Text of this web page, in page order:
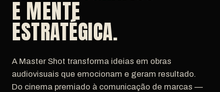
E MENTE
ESTRATÉGICA.
A Master Shot transforma ideias em obras
audiovisuais que emocionam e geram resultado.
Do cinema premiado à comunicação de marcas —